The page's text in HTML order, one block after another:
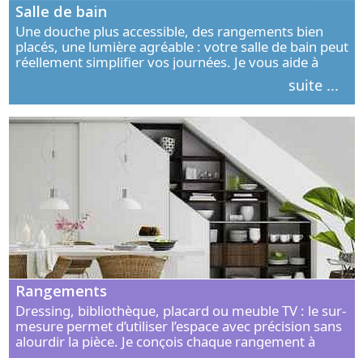
Salle de bain
Une douche plus accessible, des rangements bien
placés, une lumière agréable : votre salle de bain peut
réellement simplifier vos journées. Je vous aide à
concevoir un espace élégant, confortable et adapté à
suite ...
Rangements
Dressing, bibliothèque, placard ou meuble TV : le sur-
mesure permet d’utiliser l’espace avec précision sans
alourdir la pièce. Je conçois chaque rangement à